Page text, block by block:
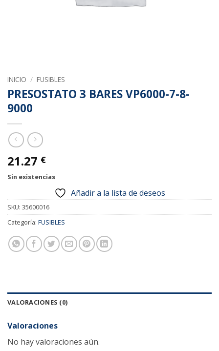
INICIO / FUSIBLES
PRESOSTATO 3 BARES VP6000-7-8-
9000
21.27 €
Sin existencias
Añadir a la lista de deseos
SKU: 35600016
Categoría: FUSIBLES
VALORACIONES (0)
Valoraciones
No hay valoraciones aún.